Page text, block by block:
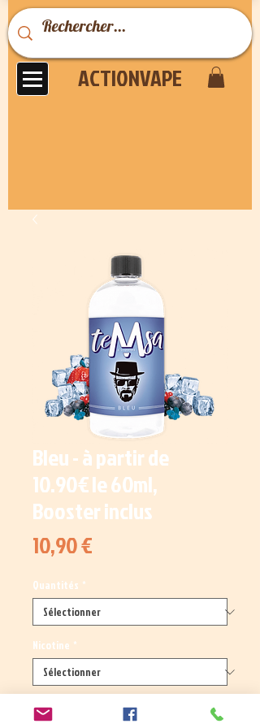
ACTIONVAPE
Bleu - à partir de
10.90€ le 60ml,
Booster inclus
10,90 €Prix
Quantités *
Nicotine *
Quantité